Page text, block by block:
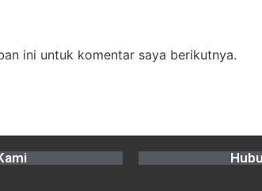
ini untuk komentar saya berikutnya.